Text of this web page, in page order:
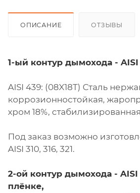
ОПИСАНИЕ ОТЗЫВЫ
1-ый контур дымохода -
AISI 439: (08X18Т) Сталь
коррозионностойкая,
хром 18%,
Под заказ возможно
AISI 310, 316, 321.
2-ой контур дымохода -
плёнке,